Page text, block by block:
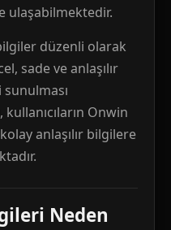
ulaşabilmektedir.
düzenli olarak
sade ve anlaşılır
Onwin
anlaşılır bilgilere
Neden